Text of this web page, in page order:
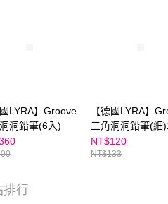
國LYRA】Groove
洞鉛筆(6入)
【德國LYRA】
三角洞洞鉛筆(細
NT$120
NT$133
排行